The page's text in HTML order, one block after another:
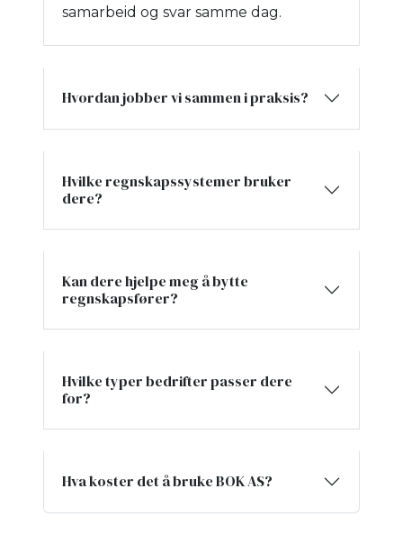
samarbeid og svar samme dag.
Hvordan jobber vi sammen i praksis?
Hvilke regnskapssystemer bruker
dere?
Kan dere hjelpe meg å bytte
regnskapsfører?
Hvilke typer bedrifter passer dere
for?
Hva koster det å bruke BOK AS?